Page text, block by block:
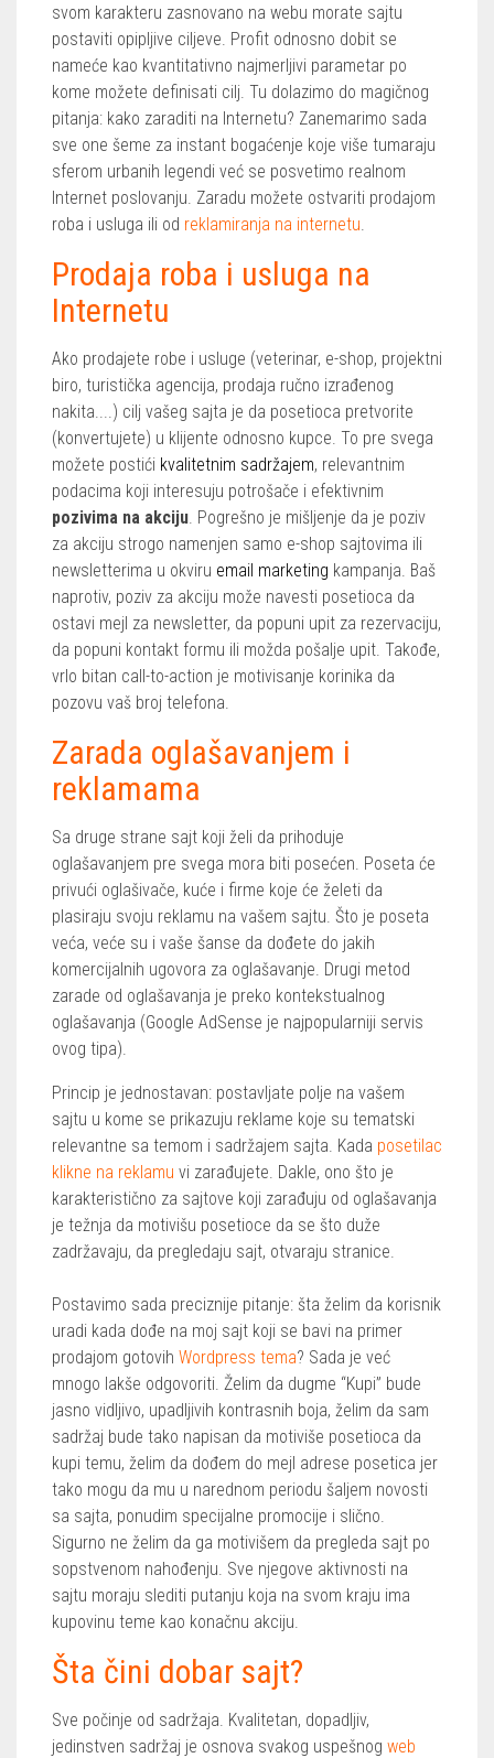
svom karakteru zasnovano na webu morate sajtu
postaviti opipljive ciljeve. Profit odnosno dobit se
nameće kao kvantitativno najmerljivi parametar po
kome možete definisati cilj. Tu dolazimo do magičnog
pitanja: kako zaraditi na Internetu? Zanemarimo sada
sve one šeme za instant bogaćenje koje više tumaraju
sferom urbanih legendi već se posvetimo realnom
Internet poslovanju. Zaradu možete ostvariti prodajom
roba i usluga ili od reklamiranja na internetu
Prodaja roba i usluga na
Internetu
Ako prodajete robe i usluge (veterinar, e-shop, projektni
biro, turistička agencija, prodaja ručno izrađenog
nakita....) cilj vašeg sajta je da posetioca pretvorite
(konvertujete) u klijente odnosno kupce. To pre svega
možete postići kvalitetnim sadržajem, relevantnim
podacima koji interesuju potrošače i efektivnim
pozivima na akciju . Pogrešno je mišljenje da je poziv
za akciju strogo namenjen samo e-shop sajtovima ili
newsletterima u okviru email marketing kampanja. Baš
naprotiv, poziv za akciju može navesti posetioca da
ostavi mejl za newsletter, da popuni upit za rezervaciju,
da popuni kontakt formu ili možda pošalje upit. Takođe,
vrlo bitan call-to-action je motivisanje korinika da
pozovu vaš broj telefona.
Zarada oglašavanjem i
reklamama
Sa druge strane sajt koji želi da prihoduje
oglašavanjem pre svega mora biti posećen. Poseta će
privući oglašivače, kuće i firme koje će želeti da
plasiraju svoju reklamu na vašem sajtu. Što je poseta
veća, veće su i vaše šanse da dođete do jakih
komercijalnih ugovora za oglašavanje. Drugi metod
zarade od oglašavanja je preko kontekstualnog
oglašavanja (Google AdSense je najpopularniji servis
ovog tipa).
Princip je jednostavan: postavljate polje na vašem
sajtu u kome se prikazuju reklame koje su tematski
relevantne sa temom i sadržajem sajta. Kada posetilac
klikne na reklamu vi zarađujete. Dakle, ono što je
karakteristično za sajtove koji zarađuju od oglašavanja
je težnja da motivišu posetioce da se što duže
zadržavaju, da pregledaju sajt, otvaraju stranice.
Postavimo sada preciznije pitanje: šta želim da korisnik
uradi kada dođe na moj sajt koji se bavi na primer
prodajom gotovih Wordpress tema? Sada je već
mnogo lakše odgovoriti. Želim da dugme “Kupi” bude
jasno vidljivo, upadljivih kontrasnih boja, želim da sam
sadržaj bude tako napisan da motiviše posetioca da
kupi temu, želim da dođem do mejl adrese posetica jer
tako mogu da mu u narednom periodu šaljem novosti
sa sajta, ponudim specijalne promocije i slično.
Sigurno ne želim da ga motivišem da pregleda sajt po
sopstvenom nahođenju. Sve njegove aktivnosti na
sajtu moraju slediti putanju koja na svom kraju ima
kupovinu teme kao konačnu akciju.
Šta čini dobar sajt?
Sve počinje od sadržaja. Kvalitetan, dopadljiv,
jedinstven sadržaj je osnova svakog uspešnog web